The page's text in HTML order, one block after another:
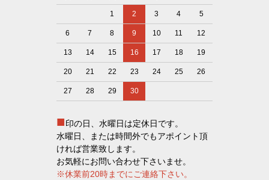
1 2 3 4 5
6 7 8 9 10 11 12
13 14 15 16 17 18 19
20 21 22 23 24 25 26
27 28 29 30
■印の日、水曜日は定休日です。
水曜日、または時間外でもアポイント頂
ければ営業致します。
お気軽にお問い合わせ下さいませ。
※休業前20時までにご連絡下さい。